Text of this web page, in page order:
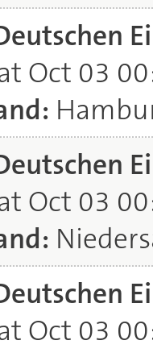
Oct 03
Oct 03
Oct 03